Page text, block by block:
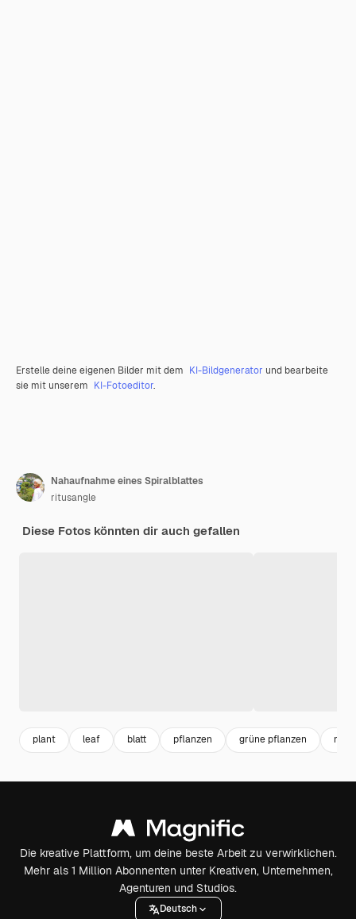
Erstelle deine eigenen Bilder mit dem KI-Bildgenerator und bearbeite
sie mit unserem KI-Fotoeditor.
Nahaufnahme eines Spiralblattes
ritusangle
Diese Fotos könnten dir auch gefallen
plant leaf blatt pflanzen grüne pflanzen
Die kreative Plattform, um deine beste Arbeit zu verwirklichen.
Mehr als 1 Million Abonnenten unter Kreativen, Unternehmen,
Agenturen und Studios.
Deutsch